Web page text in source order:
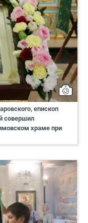
епископ
совершил
храме при